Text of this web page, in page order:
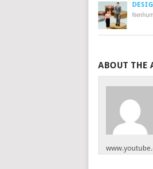
ABOUT THE